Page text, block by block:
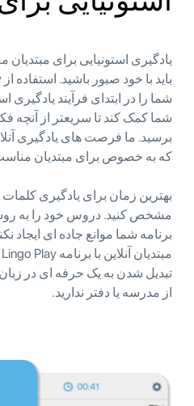
یادگیری استونیایی برای
شما را در ابتدای فرآیند
شما کمک کند تا سریعتر از آنچه
برسید. ما فرصت های یادگیری
که به خصوص برای مبتدیان
بهترین زمان برای یادگیری کلمات
مشخص کنید. دروس خود را به
برنامه شما موانع جاده ای ایجاد
تبدیل شدن به یک حرفه ای در
از مدرسه یا دفتر ندارید.